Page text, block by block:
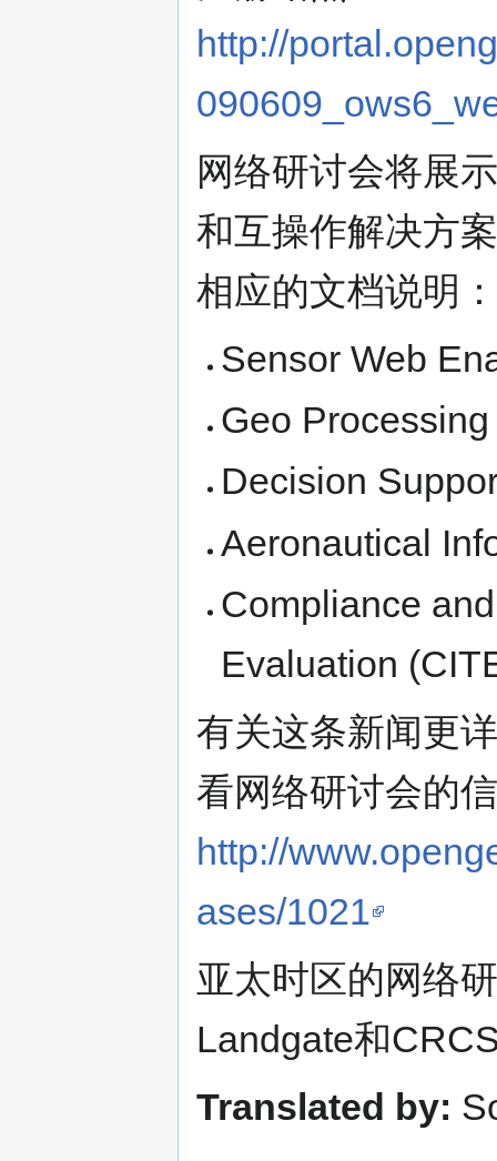
http://
网络研讨会将展
和互操作解决方
相应的文档说明：
Sensor Web
Geo
Decision
Aeronautical
Compliance
Evaluation
有关这条新闻更
看网络研讨会的
http://
ases/1021
亚太时区的网络
Landgate和
Translated by: